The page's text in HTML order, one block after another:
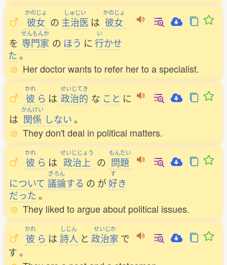
かのじょ
彼女 の
しゅじい
主治医 は
かのじょ
彼女
を
せんもんか
専門家 の ほう に
い
行かせ
た。
Her doctor wants to refer her to a specialist.
かれ
彼 ら は
せいじてき
政治的 な こと に
は
かんけい
関係 しない。
They don't deal in political matters.
かれ
彼 ら は
せいじじょう
政治上 の
もんだい
問題
について
ぎろん
議論する の が
す
好き
だった。
They liked to argue about political issues.
かれ
彼 ら は
しじん
詩人 と
せいじか
政治家 で
す。